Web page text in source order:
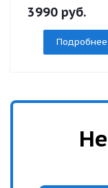
3990 руб.
Подробнее